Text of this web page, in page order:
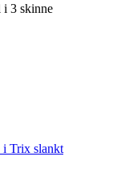
i 3 skinne
i Trix slankt